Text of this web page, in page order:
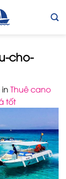
cho-
in Thuê cano
tốt